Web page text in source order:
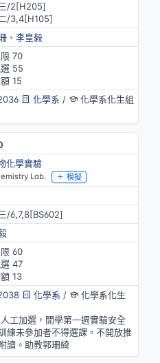
/2[H205]
/3,4[H105]
、 李皇毅
限 70
55
15
化學系 /
化學系化生組
化學實驗
Lab. 模擬
/6,7,8[BS602]
限 60
47
13
化學系 /
化學系化生
工加選，開學第一週實驗安全
練未參加者不得選課。不開放推
讀。助教郭珊綺